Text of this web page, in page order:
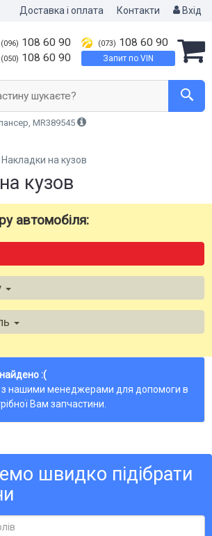
Доставка і оплата Контакти Вхід
(096) 108 60 90
(050) 108 60 90
(073) 108 60 90
Запит по VIN
шукаєте?
MR389545
Накладки на кузов
кузов
автомобіля:
:(
з нашими менеджерами для допомоги в
Вам запчастини.
швидко підібрати